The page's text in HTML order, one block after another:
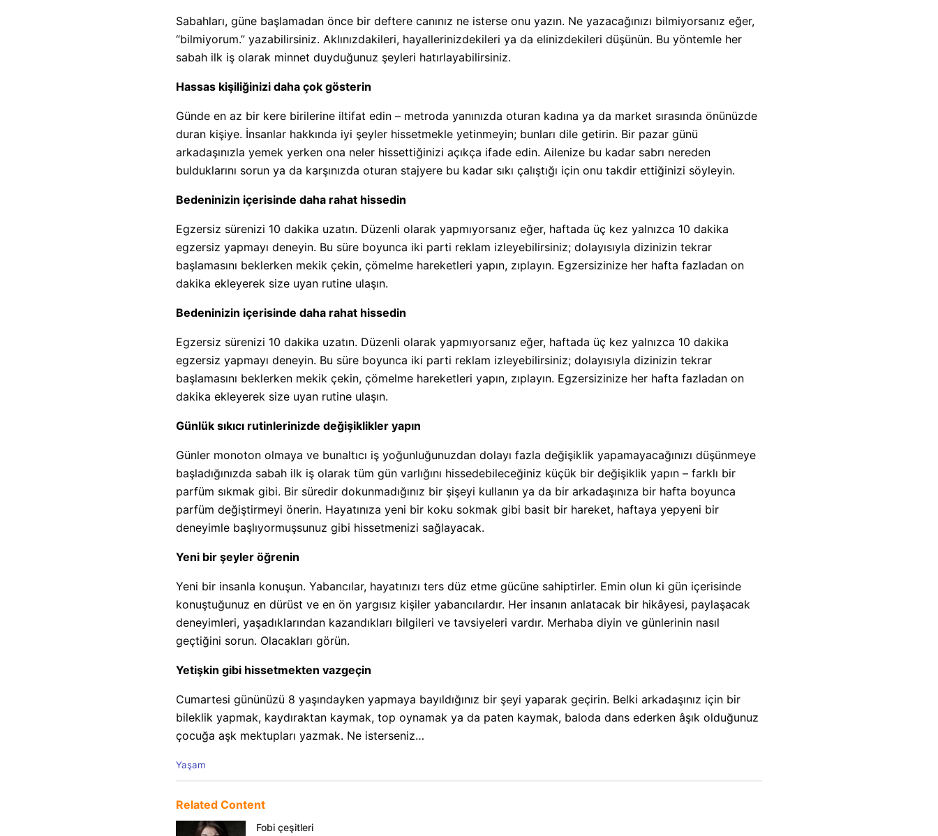
Sabahları, güne başlamadan önce bir deftere canınız ne isterse onu yazın. Ne yazacağınızı bilmiyorsanız eğer,
“bilmiyorum.” yazabilirsiniz. Aklınızdakileri, hayallerinizdekileri ya da elinizdekileri düşünün. Bu yöntemle her
sabah ilk iş olarak minnet duyduğunuz şeyleri hatırlayabilirsiniz.
Hassas kişiliğinizi daha çok gösterin
Günde en az bir kere birilerine iltifat edin – metroda yanınızda oturan kadına ya da market sırasında önünüzde
duran kişiye. İnsanlar hakkında iyi şeyler hissetmekle yetinmeyin; bunları dile getirin. Bir pazar günü
arkadaşınızla yemek yerken ona neler hissettiğinizi açıkça ifade edin. Ailenize bu kadar sabrı nereden
bulduklarını sorun ya da karşınızda oturan stajyere bu kadar sıkı çalıştığı için onu takdir ettiğinizi söyleyin.
Bedeninizin içerisinde daha rahat hissedin
Egzersiz sürenizi 10 dakika uzatın. Düzenli olarak yapmıyorsanız eğer, haftada üç kez yalnızca 10 dakika
egzersiz yapmayı deneyin. Bu süre boyunca iki parti reklam izleyebilirsiniz; dolayısıyla dizinizin tekrar
başlamasını beklerken mekik çekin, çömelme hareketleri yapın, zıplayın. Egzersizinize her hafta fazladan on
dakika ekleyerek size uyan rutine ulaşın.
Bedeninizin içerisinde daha rahat hissedin
Egzersiz sürenizi 10 dakika uzatın. Düzenli olarak yapmıyorsanız eğer, haftada üç kez yalnızca 10 dakika
egzersiz yapmayı deneyin. Bu süre boyunca iki parti reklam izleyebilirsiniz; dolayısıyla dizinizin tekrar
başlamasını beklerken mekik çekin, çömelme hareketleri yapın, zıplayın. Egzersizinize her hafta fazladan on
dakika ekleyerek size uyan rutine ulaşın.
Günlük sıkıcı rutinlerinizde değişiklikler yapın
Günler monoton olmaya ve bunaltıcı iş yoğunluğunuzdan dolayı fazla değişiklik yapamayacağınızı düşünmeye
başladığınızda sabah ilk iş olarak tüm gün varlığını hissedebileceğiniz küçük bir değişiklik yapın – farklı bir
parfüm sıkmak gibi. Bir süredir dokunmadığınız bir şişeyi kullanın ya da bir arkadaşınıza bir hafta boyunca
parfüm değiştirmeyi önerin. Hayatınıza yeni bir koku sokmak gibi basit bir hareket, haftaya yepyeni bir
deneyimle başlıyormuşsunuz gibi hissetmenizi sağlayacak.
Yeni bir şeyler öğrenin
Yeni bir insanla konuşun. Yabancılar, hayatınızı ters düz etme gücüne sahiptirler. Emin olun ki gün içerisinde
konuştuğunuz en dürüst ve en ön yargısız kişiler yabancılardır. Her insanın anlatacak bir hikâyesi, paylaşacak
deneyimleri, yaşadıklarından kazandıkları bilgileri ve tavsiyeleri vardır. Merhaba diyin ve günlerinin nasıl
geçtiğini sorun. Olacakları görün.
Yetişkin gibi hissetmekten vazgeçin
Cumartesi gününüzü 8 yaşındayken yapmaya bayıldığınız bir şeyi yaparak geçirin. Belki arkadaşınız için bir
bileklik yapmak, kaydıraktan kaymak, top oynamak ya da paten kaymak, baloda dans ederken âşık olduğunuz
çocuğa aşk mektupları yazmak. Ne isterseniz…
C
e
Yaşam
Related Content
Fobi çeşitleri